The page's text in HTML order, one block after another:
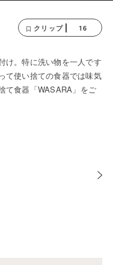
クリップ 16
け。特に洗い物を一人です
て使い捨ての食器では味気
て食器「WASARA」をご